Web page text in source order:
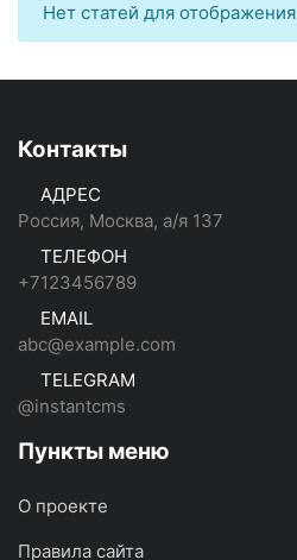
Нет статей для отображения
Контакты
АДРЕС
Россия, Москва, а/я 137
ТЕЛЕФОН
+7123456789
EMAIL
abc@example.com
TELEGRAM
@instantcms
Пункты меню
О проекте
Правила сайта